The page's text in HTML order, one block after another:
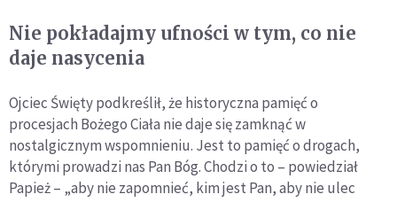
Nie pokładajmy ufności w tym, co nie
daje nasycenia
Ojciec Święty podkreślił, że historyczna pamięć o
procesjach Bożego Ciała nie daje się zamknąć w
nostalgicznym wspomnieniu. Jest to pamięć o drogach,
którymi prowadzi nas Pan Bóg. Chodzi o to – powiedział
Papież – „aby nie zapomnieć, kim jest Pan, aby nie ulec